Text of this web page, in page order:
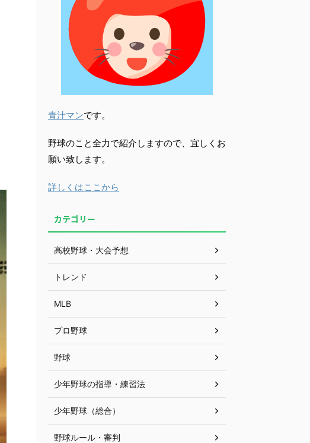
青汁マンです。
野球のこと全力で紹介しますので、宜しくお
願い致します。
詳しくはここから
カテゴリー
高校野球・大会予想
トレンド
MLB
プロ野球
野球
少年野球の指導・練習法
少年野球（総合）
野球ルール・審判